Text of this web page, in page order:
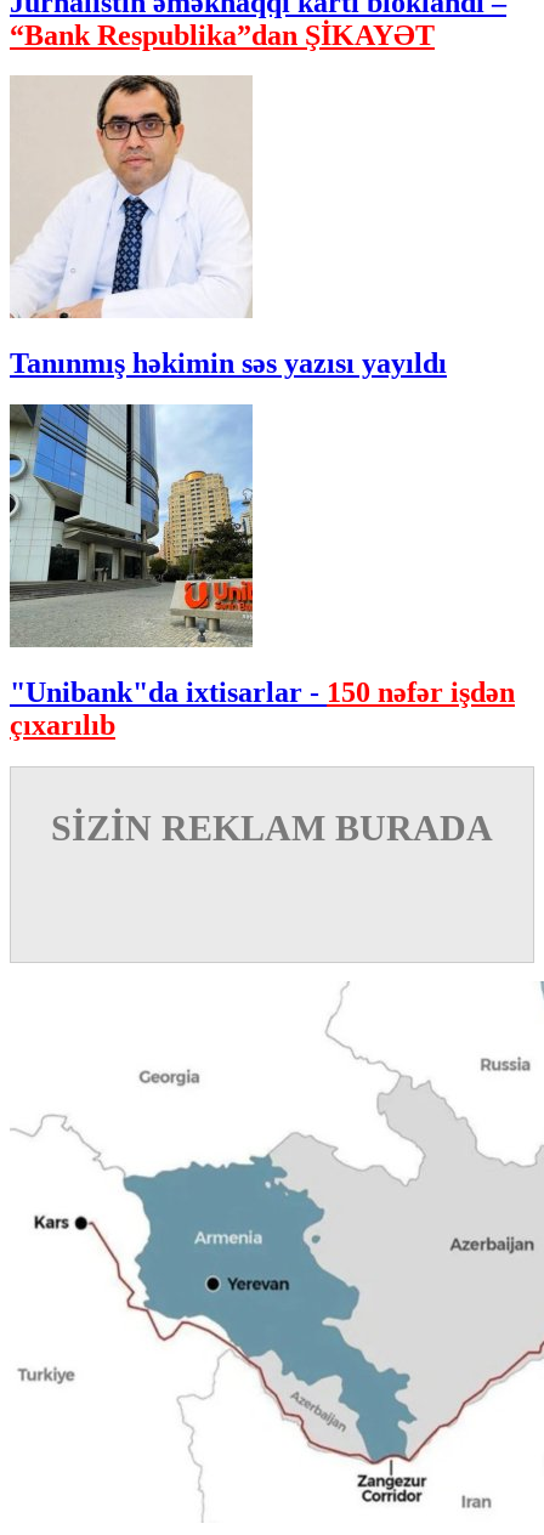
“Bank Respublika”dan ŞİKAYƏT
Tanınmış həkimin səs yazısı yayıldı
"Unibank"da ixtisarlar - 150 nəfər işdən
çıxarılıb
SİZİN REKLAM BURADA